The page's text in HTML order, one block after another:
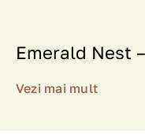
Emerald Nest
Vezi mai mult